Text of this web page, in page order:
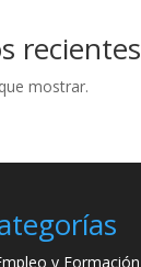
recientes
mostrar.
y Formación